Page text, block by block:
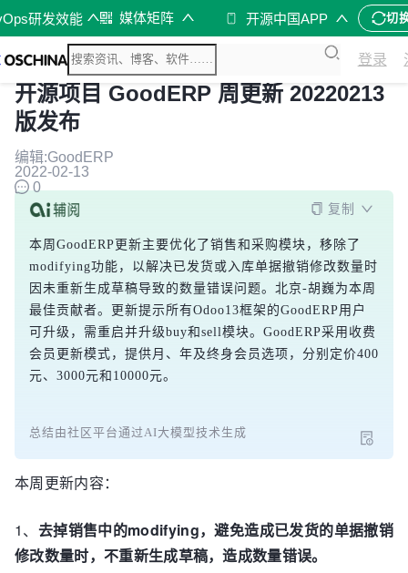
研发效能 媒体矩阵 开源中国APP 切
登录
开源项目 GoodERP 周更新 20220213
版发布
编辑:GoodERP
2022-02-13
0
复制
本周GoodERP更新主要优化了销售和采购模块，移除了
modifying功能，以解决已发货或入库单据撤销修改数量时
因未重新生成草稿导致的数量错误问题。北京-胡巍为本周
最佳贡献者。更新提示所有Odoo13框架的GoodERP用户
可升级，需重启并升级buy和sell模块。GoodERP采用收费
会员更新模式，提供月、年及终身会员选项，分别定价400
元、3000元和10000元。
总结由社区平台通过AI大模型技术生成
本周更新内容：
1、 去掉销售中的modifying，避免造成已发货的单据撤销
修改数量时，不重新生成草稿，造成数量错误。